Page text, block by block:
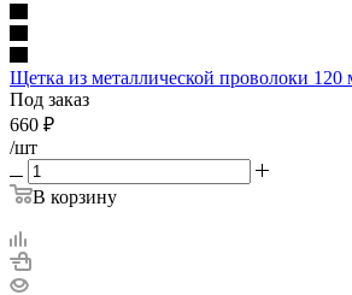
Щетка из металлической проволоки 120
Под заказ
660 ₽
/шт
В корзину